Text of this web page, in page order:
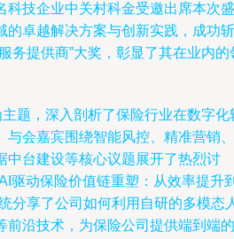
科技企业中关村科金受邀出席本次盛
的卓越解决方案与创新实践，成功斩
务提供商”大奖，彰显了其在业内的
题，深入剖析了保险行业在数字化
与会嘉宾围绕智能风控、精准营销、
中台建设等核心议题展开了热烈讨
驱动保险价值链重塑：从效率提升
分享了公司如何利用自研的多模态
前沿技术，为保险公司提供端到端的